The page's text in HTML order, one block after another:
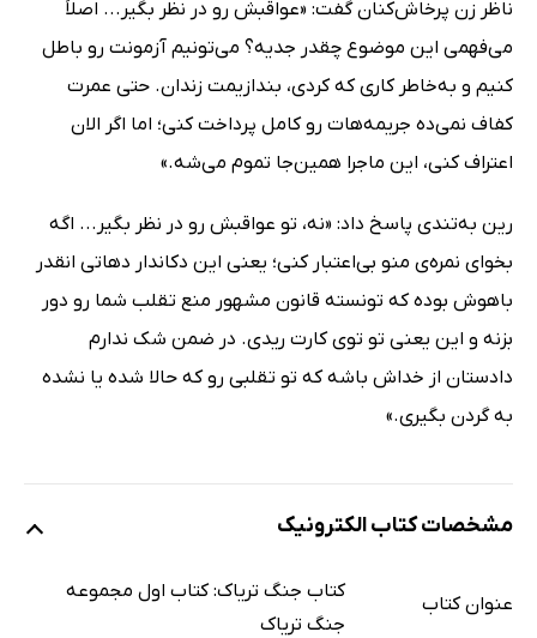
ناظر زن پرخاش‌کنان گفت: «عواقبش رو در نظر بگیر... اصلاً
می‌فهمی این موضوع چقدر جدیه؟ می‌تونیم آزمونت رو باطل
کنیم و به‌خاطر کاری که کردی، بندازیمت زندان. حتی عمرت
کفاف نمی‌ده جریمه‌هات رو کامل پرداخت کنی؛ اما اگر الان
اعتراف کنی، این ماجرا همین‌جا تموم می‌شه.»
رین به‌تندی پاسخ داد: «نه، تو عواقبش رو در نظر بگیر... اگه
بخوای نمره‌ی منو بی‌اعتبار کنی؛ یعنی این دکاندار دهاتی انقدر
باهوش بوده که تونسته قانون مشهور منع تقلب شما رو دور
بزنه و این یعنی تو توی کارت ریدی. در ضمن شک ندارم
دادستان از خداش باشه که تو تقلبی رو که حالا شده یا نشده
به گردن بگیری.»
مشخصات کتاب الکترونیک
عنوان کتاب
کتاب جنگ تریاک: کتاب اول مجموعه
جنگ تریاک